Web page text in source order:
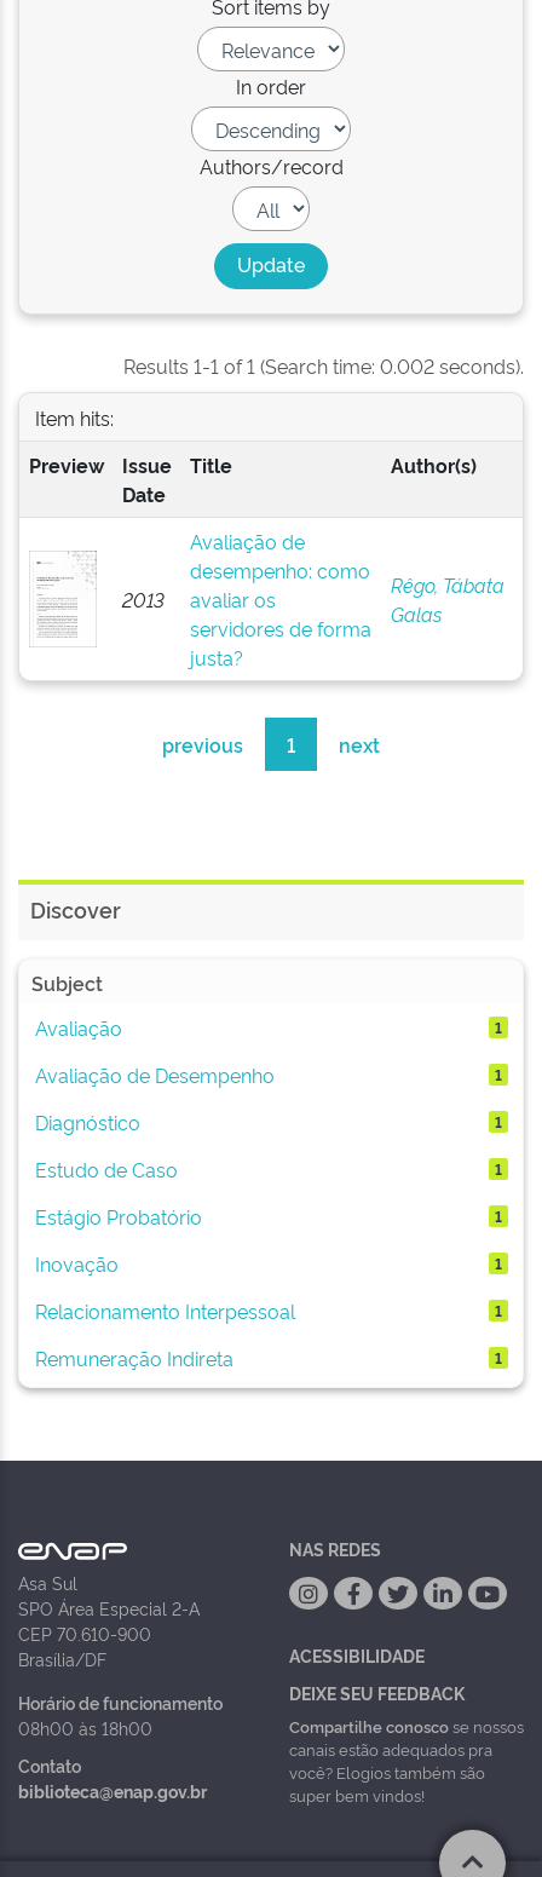
Sort items by
In order
Authors/record
Results 1-1 of 1 (Search time: 0.002 seconds).
Item hits:
Preview
Issue
Date
Title Author(s)
2013
Avaliação de
desempenho: como
avaliar os
servidores de forma
justa?
Rêgo, Tábata
Galas
previous 1 next
Discover
Subject
Avaliação
1
Avaliação de Desempenho 1
Diagnóstico 1
Estudo de Caso 1
Estágio Probatório 1
Inovação 1
Relacionamento Interpessoal 1
Remuneração Indireta 1
Asa Sul
SPO Área Especial 2-A
CEP 70.610-900
Brasília/DF
Horário de funcionamento
08h00 às 18h00
Contato
biblioteca@enap.gov.br
NAS REDES
ACESSIBILIDADE
DEIXE SEU FEEDBACK
Compartilhe conoscose nossos
canais estão adequados pra
você? Elogios também são
super bem vindos!